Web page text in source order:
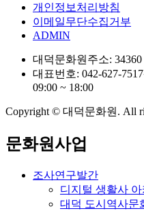
개인정보처리방침
이메일무단수집거부
ADMIN
대덕문화원 주소:
대표번호: 042-627-7517
09:00 ~ 18:00
Copyright © 대덕문화원. All
문화원사업
조사연구발간
디지털 생활사 아
대덕 도시역사문